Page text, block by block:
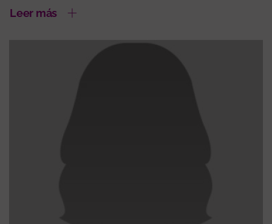
Leer más